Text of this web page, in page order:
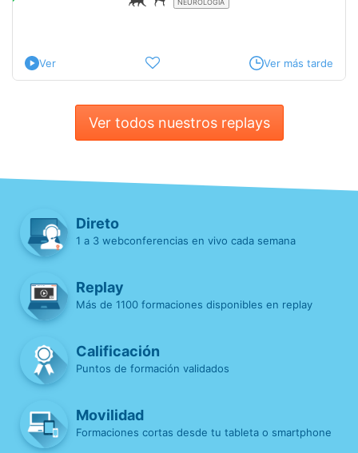
NEUROLOGÍA
Ver Ver más tarde
Ver todos nuestros replays
Direto
1 a 3 webconferencias en vivo cada semana
Replay
Más de 1100 formaciones disponibles en replay
Calificación
Puntos de formación validados
Movilidad
Formaciones cortas desde tu tableta o smartphone